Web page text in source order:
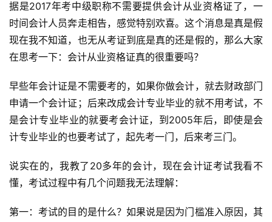
据是2017年考中级职称不需要提供会计从业资格证了，一
时间会计人员奔走相告，感觉特别欢喜。这个消息是真是假
现在我不知道，也无从考证到底是真的还是假的，那么大家
在思考一下：会计从业资格证真的很重要吗？
早些年会计证是不需要考的，如果你做会计，就去财政部门
申请一个会计证；后来改成会计专业毕业的就不用考试，不
是会计专业毕业的就要考会计证，到2005年后，即使是会
计专业毕业的也要考试了，起先考一门，后来考三门。
说实在的，我教了20多年的会计，现在会计证考试我看不
懂，考试过程中有几个问题我无法理解：
第一：考试的目的是什么？如果说是因为门槛准入原因，其